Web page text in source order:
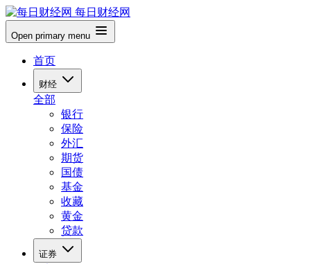
每日财经网
Open primary menu
首页
财经
全部
银行
保险
外汇
期货
国债
基金
收藏
黄金
贷款
证券